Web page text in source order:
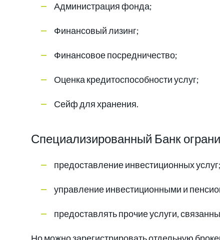
Администрация фонда;
Финансовый лизинг;
Финансовое посредничество;
Оценка кредитоспособности услуг;
Сейф для хранения.
Специализированный Банк
предоставление инвестиционных услуг;
управление инвестиционными и
предоставлять прочие услуги,